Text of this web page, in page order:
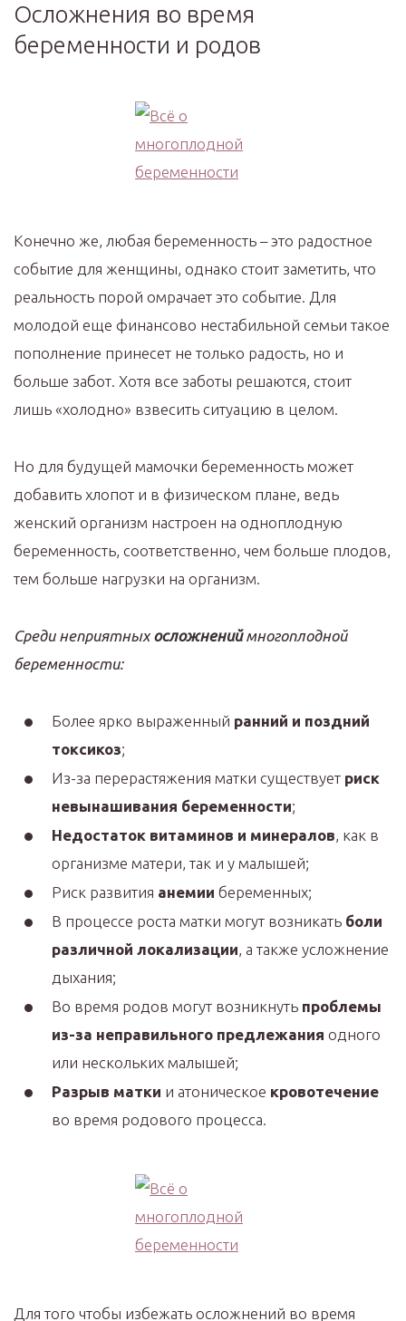
Осложнения во время
беременности и родов
Конечно же, любая беременность – это радостное
событие для женщины, однако стоит заметить, что
реальность порой омрачает это событие. Для
молодой еще финансово нестабильной семьи такое
пополнение принесет не только радость, но и
больше забот. Хотя все заботы решаются, стоит
лишь «холодно» взвесить ситуацию в целом.
Но для будущей мамочки беременность может
добавить хлопот и в физическом плане, ведь
женский организм настроен на одноплодную
беременность, соответственно, чем больше плодов,
тем больше нагрузки на организм.
Среди неприятныхосложнениймногоплодной
беременности:
Более ярко выраженный ранний и поздний
токсикоз;
Из-за перерастяжения матки существует риск
невынашивания беременности;
Недостаток витаминов и минералов, как в
организме матери, так и у малышей;
Риск развития анемии беременных;
В процессе роста матки могут возникать боли
различной локализации, а также усложнение
дыхания;
Во время родов могут возникнуть проблемы
из-за неправильного предлежания одного
или нескольких малышей;
Разрыв матки и атоническое кровотечение
во время родового процесса.
Для того чтобы избежать осложнений во время